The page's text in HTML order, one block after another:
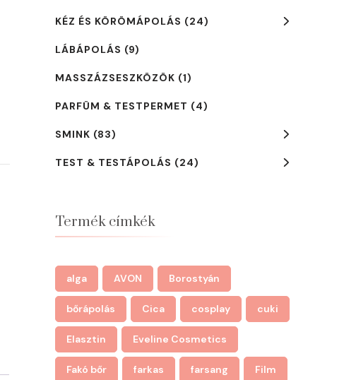
KÉZ ÉS KÖRÖMÁPOLÁS (24)
LÁBÁPOLÁS (9)
MASSZÁZSESZKÖZÖK (1)
PARFÜM & TESTPERMET (4)
SMINK (83)
TEST & TESTÁPOLÁS (24)
Termék címkék
alga AVON Borostyán
bőrápolás Cica cosplay cuki
Elasztin Eveline Cosmetics
Fakó bőr farkas farsang Film